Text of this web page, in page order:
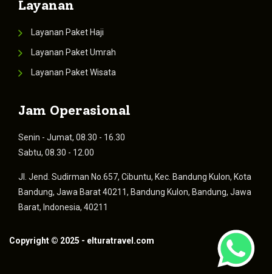
Layanan
Layanan Paket Haji
Layanan Paket Umrah
Layanan Paket Wisata
Jam Operasional
Senin - Jumat, 08.30 - 16.30
Sabtu, 08.30 - 12.00
Jl. Jend. Sudirman No.657, Cibuntu, Kec. Bandung Kulon, Kota
Bandung, Jawa Barat 40211, Bandung Kulon, Bandung, Jawa
Barat, Indonesia, 40211
Copyright © 2025 - elturatravel.com